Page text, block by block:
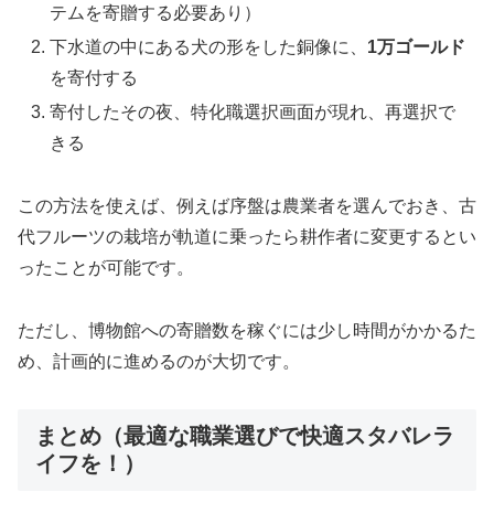
テムを寄贈する必要あり）
下水道の中にある犬の形をした銅像に、 1万ゴールド
を寄付する
寄付したその夜、特化職選択画面が現れ、再選択で
きる
この方法を使えば、例えば序盤は農業者を選んでおき、古
代フルーツの栽培が軌道に乗ったら耕作者に変更するとい
ったことが可能です。
ただし、博物館への寄贈数を稼ぐには少し時間がかかるた
め、計画的に進めるのが大切です。
まとめ（最適な職業選びで快適スタバレラ
イフを！）